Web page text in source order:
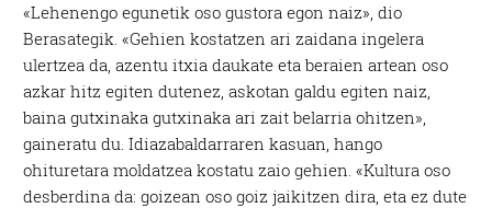
«Lehenengo egunetik oso gustora egon naiz», dio
Berasategik. «Gehien kostatzen ari zaidana ingelera
ulertzea da, azentu itxia daukate eta beraien artean oso
azkar hitz egiten dutenez, askotan galdu egiten naiz,
baina gutxinaka gutxinaka ari zait belarria ohitzen»,
gaineratu du. Idiazabaldarraren kasuan, hango
ohituretara moldatzea kostatu zaio gehien. «Kultura oso
desberdina da: goizean oso goiz jaikitzen dira, eta ez dute